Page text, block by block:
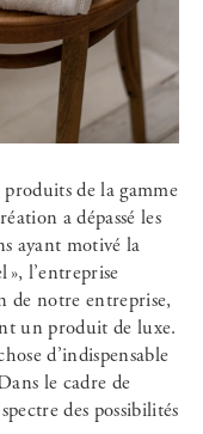
de la gamme
a dépassé les
ayant motivé la
», l’entreprise
de notre entreprise,
un produit de luxe.
d’indispensable
le cadre de
des possibilités